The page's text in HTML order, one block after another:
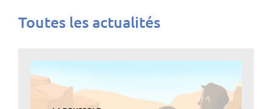
Toutes les actualités